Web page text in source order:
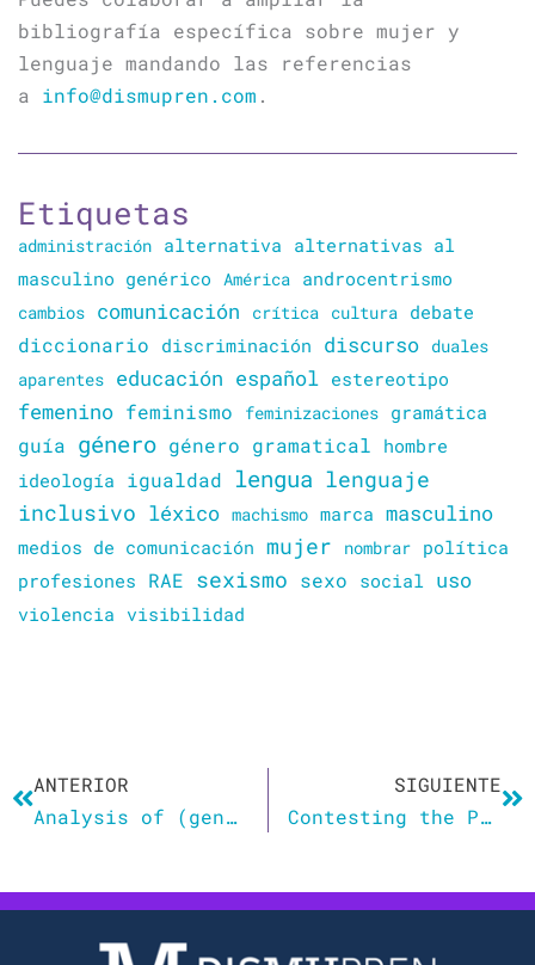
bibliografía específica sobre mujer y
lenguaje mandando las referencias
a info@dismupren.com .
Etiquetas
administración alternativa alternativas al
masculino genérico
América androcentrismo
cambios comunicación crítica cultura debate
diccionario discriminación discurso duales
aparentes educación español estereotipo
femenino feminismo feminizaciones gramática
guía género género gramatical hombre
ideología igualdad lengua lenguaje
inclusivo léxico machismo marca masculino
medios de comunicación mujer nombrar política
profesiones RAE sexismo sexo social uso
violencia visibilidad
ANTERIOR
Analysis of (gender-)inclusive language strategies in ecotourism corporate websites of Southern Spanish SMEs
SIGUIENTE
Contesting the Portrayal of Beauty As It is in Music Videos: A Semiotic Analysis of the Video of Yura Yunita-Tutur Batin